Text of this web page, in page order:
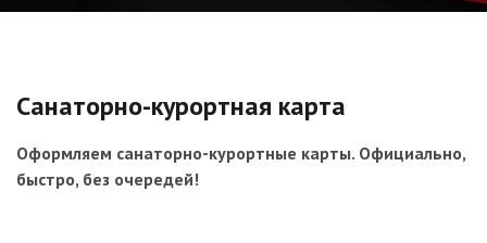
Санаторно-курортная карта
Оформляем санаторно-курортные карты. Официально,
быстро, без очередей!